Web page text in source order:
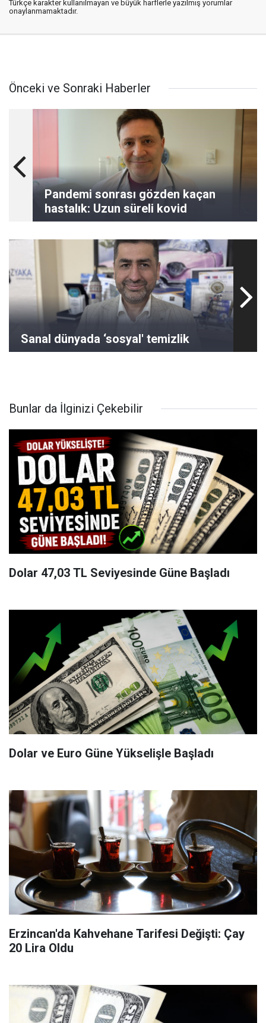
Türkçe karakter kullanılmayan ve büyük harflerle yazılmış yorumlar
onaylanmamaktadır.
Önceki ve Sonraki Haberler
Pandemi sonrası gözden kaçan
hastalık: Uzun süreli kovid
Sanal dünyada ‘sosyal' temizlik
Bunlar da İlginizi Çekebilir
Dolar 47,03 TL Seviyesinde Güne Başladı
Dolar ve Euro Güne Yükselişle Başladı
Erzincan'da Kahvehane Tarifesi Değişti: Çay
20 Lira Oldu